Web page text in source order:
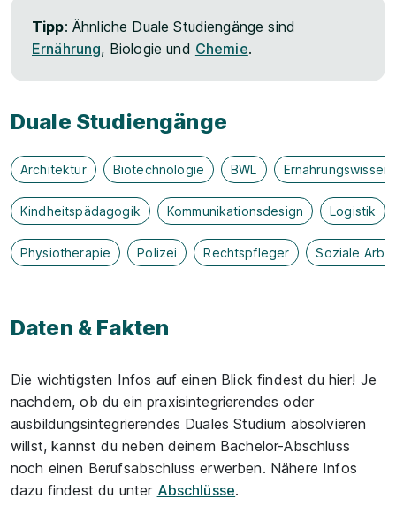
Tipp: Ähnliche Duale Studiengänge sind
Ernährung, Biologie und Chemie.
Duale Studiengänge
Architektur Biotechnologie BWL
Kindheitspädagogik Kommunikationsdesign Logistik
Physiotherapie Polizei Rechtspfleger Soziale
Daten & Fakten
Die wichtigsten Infos auf einen Blick findest du hier! Je
nachdem, ob du ein praxisintegrierendes oder
ausbildungsintegrierendes Duales Studium absolvieren
willst, kannst du neben deinem Bachelor-Abschluss
noch einen Berufsabschluss erwerben. Nähere Infos
dazu findest du unter Abschlüsse.